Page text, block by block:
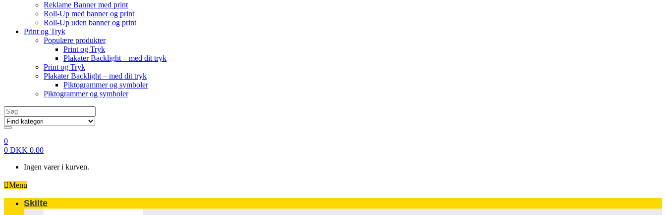
Reklame Banner med print
Roll-Up med banner og print
Roll-Up uden banner og print
Print og Tryk
Populære produkter
Print og Tryk
Plakater Backlight – med dit tryk
Print og Tryk
Plakater Backlight – med dit tryk
Piktogrammer og symboler
Piktogrammer og symboler
Search
for:
0
0 DKK 0.00
Ingen varer i kurven.
Menu
Skilte